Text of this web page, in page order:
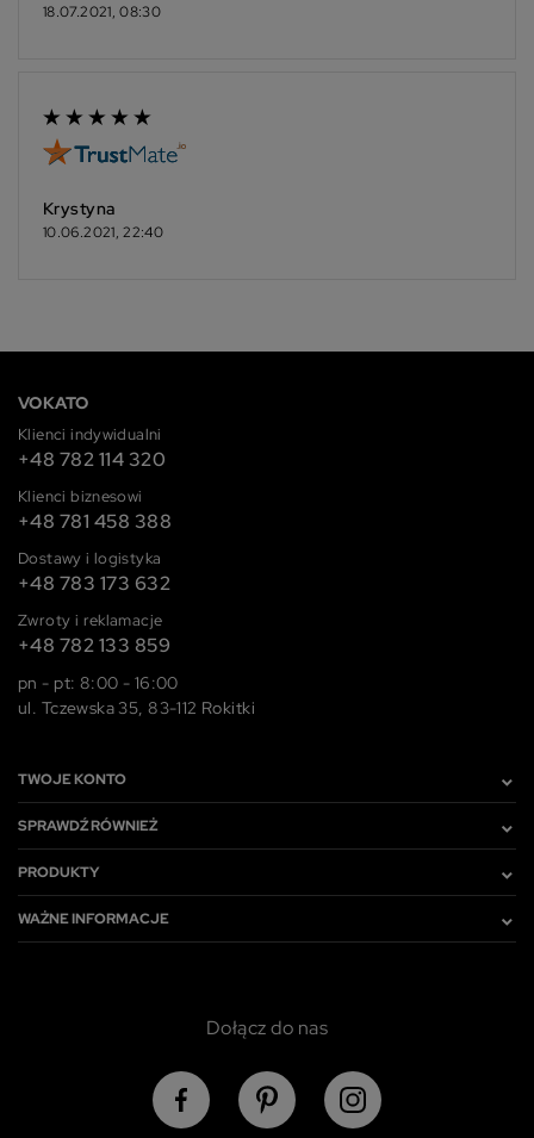
18.07.2021, 08:30
Krystyna
10.06.2021, 22:40
VOKATO
Klienci indywidualni
+48 782 114 320
Klienci biznesowi
+48 781 458 388
Dostawy i logistyka
+48 783 173 632
Zwroty i reklamacje
+48 782 133 859
pn - pt: 8:00 - 16:00
ul. Tczewska 35, 83-112 Rokitki
TWOJE KONTO
SPRAWDŹ RÓWNIEŻ
PRODUKTY
WAŻNE INFORMACJE
Dołącz do nas